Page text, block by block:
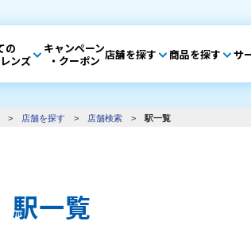
の
ンズ
キャンペーン
・クーポン 店舗を探す 商品を探す サ
> 店舗を探す > 店舗検索 > 駅一覧
駅一覧